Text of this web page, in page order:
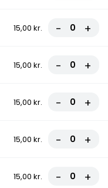
15,00 kr. - +
15,00 kr. - +
15,00 kr. - +
15,00 kr. - +
15,00 kr. - +